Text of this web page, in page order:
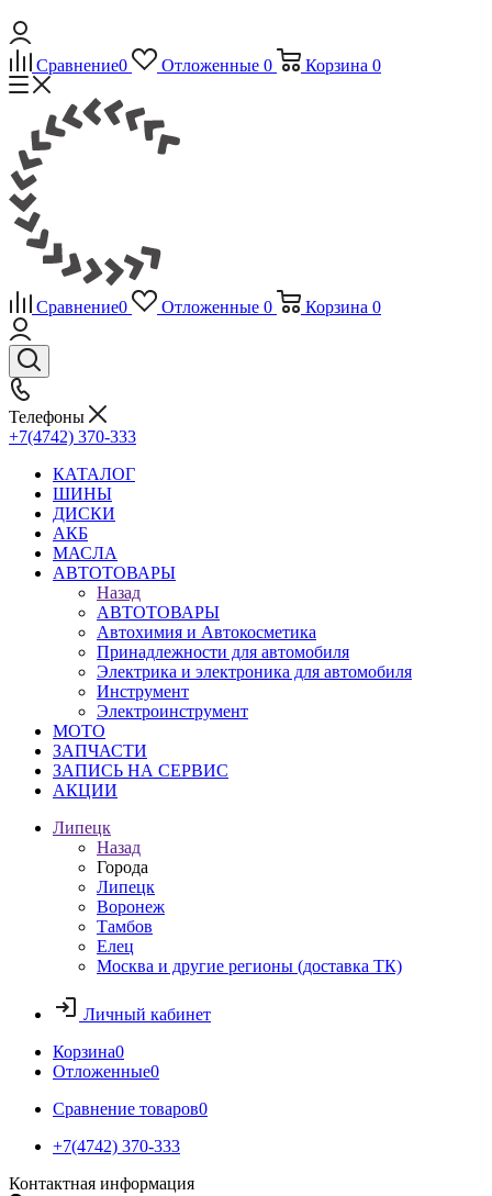
Сравнение0 Отложенные 0 Корзина 0
Сравнение0 Отложенные 0 Корзина 0
Телефоны
+7(4742) 370-333
КАТАЛОГ
ШИНЫ
ДИСКИ
АКБ
МАСЛА
АВТОТОВАРЫ
Назад
АВТОТОВАРЫ
Автохимия и Автокосметика
Принадлежности для автомобиля
Электрика и электроника для автомобиля
Инструмент
Электроинструмент
МОТО
ЗАПЧАСТИ
ЗАПИСЬ НА СЕРВИС
АКЦИИ
Липецк
Назад
Города
Липецк
Воронеж
Тамбов
Елец
Москва и другие регионы (доставка ТК)
Личный кабинет
Корзина0
Отложенные0
Сравнение товаров0
+7(4742) 370-333
Контактная информация